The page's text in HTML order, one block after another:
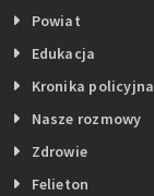
Powiat
Edukacja
Kronika policyjna
Nasze rozmowy
Zdrowie
Felieton